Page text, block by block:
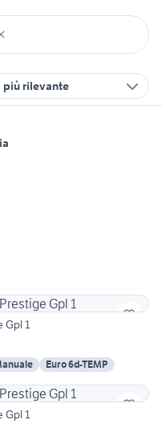
più rilevante
Gpl 1
Euro 6d-TEMP
Gpl 1